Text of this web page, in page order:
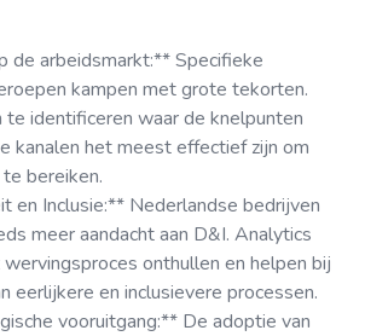
de arbeidsmarkt:** Specifieke
kampen met grote tekorten.
identificeren waar de knelpunten
kanalen het meest effectief zijn om
bereiken.
en Inclusie:** Nederlandse bedrijven
meer aandacht aan D&I. Analytics
wervingsproces onthullen en helpen bij
eerlijkere en inclusievere processen.
vooruitgang:** De adoptie van